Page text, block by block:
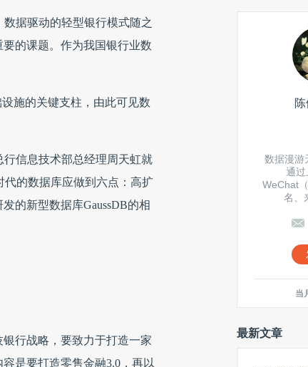
据驱动的轻型银行模式随之
的课题。作为我国银行业数
施的关键支柱，由此可见数
信息技术部总经理周天虹就
的数据库应做到六点：高扩
的新型数据库GaussDB的相
行战略，要致力于打造一家
是要打造零售金融3.0，再以
数据漫游
通过
WeChat
名、
当
最新文章